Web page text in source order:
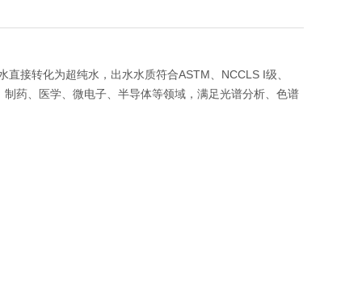
接转化为超纯水，出水水质符合ASTM、NCCLS I级、
药、医学、微电子、半导体等领域，满足光谱分析、色谱